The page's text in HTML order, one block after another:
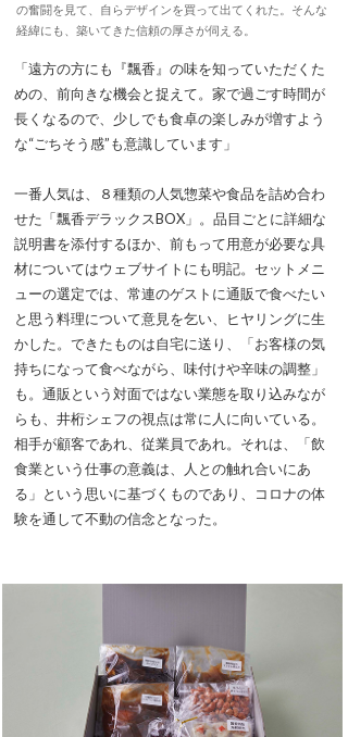
の奮闘を見て、自らデザインを買って出てくれた。そんな
経緯にも、築いてきた信頼の厚さが伺える。
「遠方の方にも『飄香』の味を知っていただくた
めの、前向きな機会と捉えて。家で過ごす時間が
長くなるので、少しでも食卓の楽しみが増すよう
な“ごちそう感”も意識しています」
一番人気は、８種類の人気惣菜や食品を詰め合わ
せた「飄香デラックスBOX」。品目ごとに詳細な
説明書を添付するほか、前もって用意が必要な具
材についてはウェブサイトにも明記。セットメニ
ューの選定では、常連のゲストに通販で食べたい
と思う料理について意見を乞い、ヒヤリングに生
かした。できたものは自宅に送り、「お客様の気
持ちになって食べながら、味付けや辛味の調整」
も。通販という対面ではない業態を取り込みなが
らも、井桁シェフの視点は常に人に向いている。
相手が顧客であれ、従業員であれ。それは、「飲
食業という仕事の意義は、人との触れ合いにあ
る」という思いに基づくものであり、コロナの体
験を通して不動の信念となった。